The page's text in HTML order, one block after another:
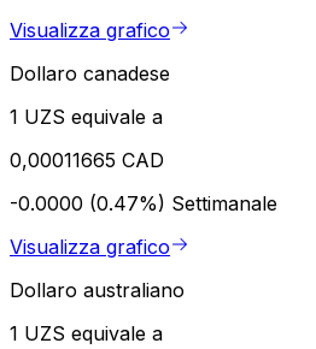
Visualizza grafico
Dollaro canadese
1 UZS equivale a
0,00011665 CAD
-0.0000 (0.47%) Settimanale
Visualizza grafico
Dollaro australiano
1 UZS equivale a